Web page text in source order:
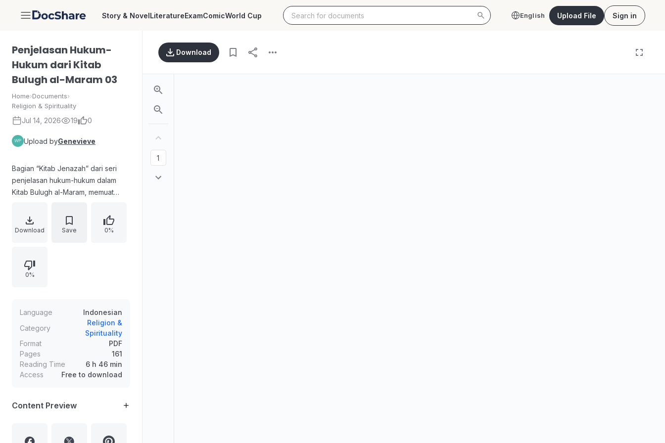
DocShare Story & NovelLiteratureExamComicWorld Cup English Upload File Sign in
Penjelasan Hukum-
Hukum dari Kitab
Bulugh al-Maram 03
Home›Documents›
Religion & Spirituality
Jul 14, 2026 19 0
Upload byGenevieve
Bagian “Kitab Jenazah” dari seri
penjelasan hukum-hukum dalam
Kitab Bulugh al-Maram, memuat
hingga Hadits Ke-470) beserta
daftar isi yang mengarahkan
Download Save 0%
0%
Language
Indonesian
Category
Religion &
Spirituality
Format
PDF
Pages
161
Reading Time
6 h 46 min
Access
Free to download
Content Preview
Download